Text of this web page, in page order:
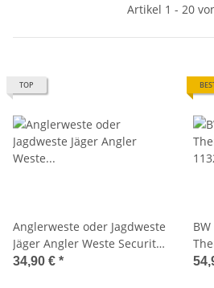
Artikel 1 - 20
TOP
Anglerweste oder Jagdweste
Jäger Angler Weste Security
Sicherheitsdienst schwarz
34,90 € *